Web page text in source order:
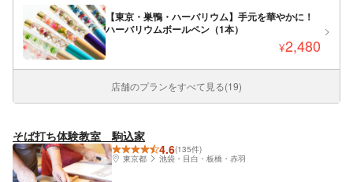
【東京・巣鴨・ハーバリウム】手元を華やかに！
ハーバリウムボールペン（1本）
¥2,480
店舗のプランをすべて見る(19)
そば打ち体験教室 駒込家
4.6(135件)
東京都
池袋・目白・板橋・赤羽